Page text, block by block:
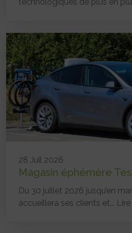
28 Juil 2026
Magasin éphémère
Du 30 juillet 2026 jusqu’en
accueillera ses clients et...